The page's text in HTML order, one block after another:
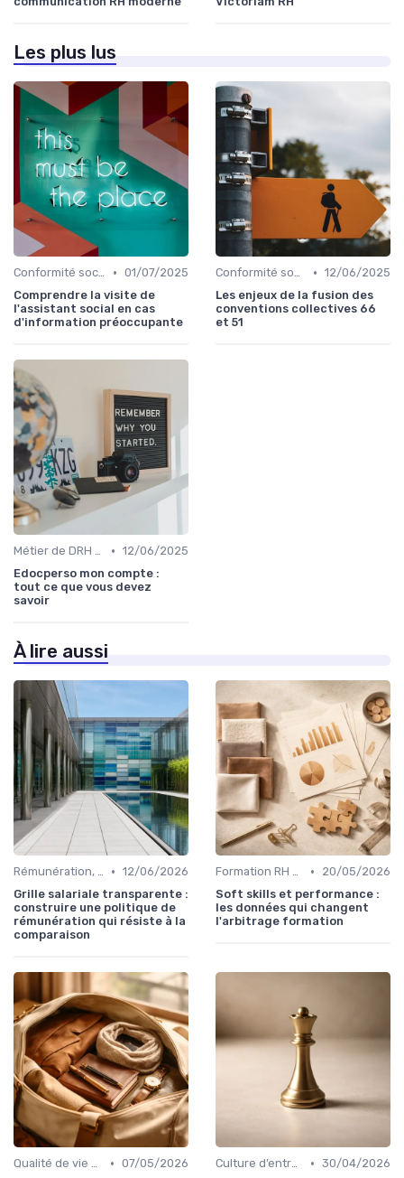
Les plus lus
Conformité sociale & droit du travail • 01/07/2025
Comprendre la visite de
l'assistant social en cas
d'information préoccupante
Conformité sociale & droit du travail • 12/06/2025
Les enjeux de la fusion des
conventions collectives 66
et 51
Métier de DRH & responsabilités • 12/06/2025
Edocperso mon compte :
tout ce que vous devez
savoir
À lire aussi
Rémunération, politiques salariales & benefits • 12/06/2026
Grille salariale transparente :
construire une politique de
rémunération qui résiste à la
comparaison
Formation RH & upskilling •
20/05/2026
Soft skills et performance :
les données qui changent
l'arbitrage formation
Qualité de vie au travail (QVT) • 07/05/2026
Culture d’entreprise & valeurs • 30/04/2026